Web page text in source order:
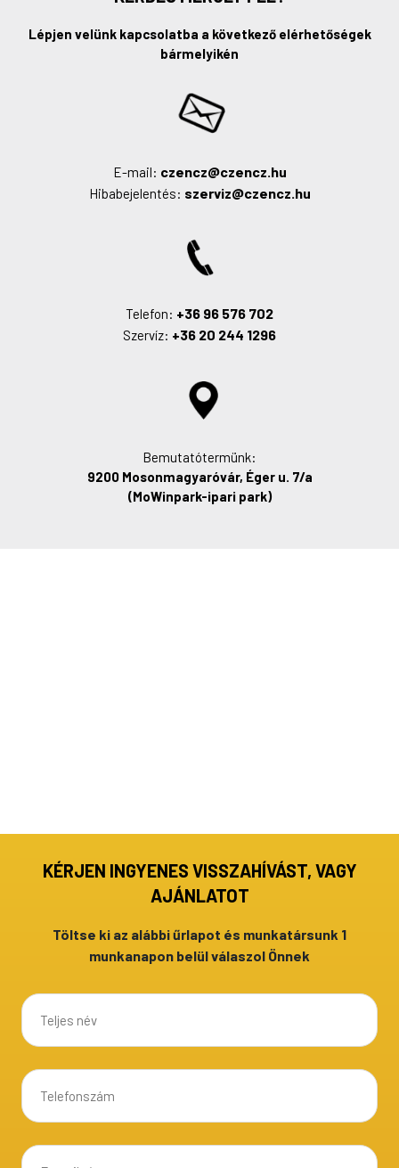
Lépjen velünk kapcsolatba a következő elérhetőségek
bármelyikén
E-mail: czencz@czencz.hu
Hibabejelentés: szerviz@czencz.hu
Telefon: +36 96 576 702
Szervíz: +36 20 244 1296
Bemutatótermünk:
9200 Mosonmagyaróvár, Éger u. 7/a
(MoWinpark-ipari park)
KÉRJEN INGYENES VISSZAHÍVÁST, VAGY
AJÁNLATOT
Töltse ki az alábbi űrlapot és munkatársunk 1
munkanapon belül válaszol Önnek